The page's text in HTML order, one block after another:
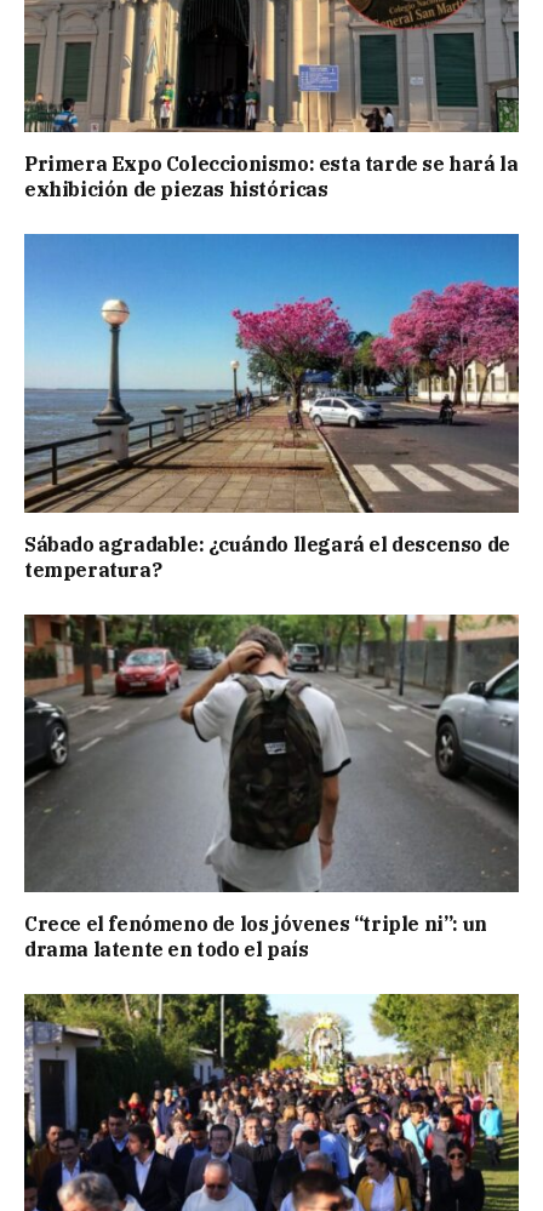
Primera Expo Coleccionismo: esta tarde se hará la
exhibición de piezas históricas
Sábado agradable: ¿cuándo llegará el descenso de
temperatura?
Crece el fenómeno de los jóvenes “triple ni”: un
drama latente en todo el país